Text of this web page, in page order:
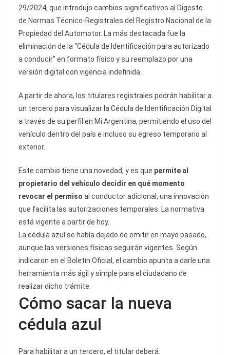
29/2024, que introdujo cambios significativos al Digesto
de Normas Técnico-Registrales del Registro Nacional de la
Propiedad del Automotor. La más destacada fue la
eliminación de la “Cédula de Identificación para autorizado
a conducir” en formato físico y su reemplazo por una
versión digital con vigencia indefinida.
A partir de ahora, los titulares registrales podrán habilitar a
un tercero para visualizar la Cédula de Identificación Digital
a través de su perfil en Mi Argentina, permitiendo el uso del
vehículo dentro del país e incluso su egreso temporario al
exterior.
Este cambio tiene una novedad, y es que permite al
propietario del vehículo decidir en qué momento
revocar el permiso al conductor adicional, una innovación
que facilita las autorizaciones temporales. La normativa
está vigente a partir de hoy.
La cédula azul se había dejado de emitir en mayo pasado,
aunque las versiones físicas seguirán vigentes. Según
indicaron en el Boletín Oficial, el cambio apunta a darle una
herramienta más ágil y simple para el ciudadano de
realizar dicho trámite.
Cómo sacar la nueva
cédula azul
Para habilitar a un tercero, el titular deberá: